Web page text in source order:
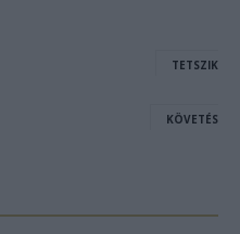
TETSZIK
KÖVETÉS